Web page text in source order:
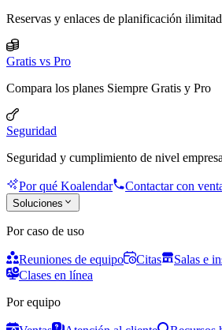
Reservas y enlaces de planificación
Gratis vs Pro
Compara los planes Siempre Gratis y Pro
Seguridad
Seguridad y cumplimiento de nivel
Por qué Koalendar Contactar con
Soluciones
Por caso de uso
Reuniones de equipo Citas Salas e
Clases en línea
Por equipo